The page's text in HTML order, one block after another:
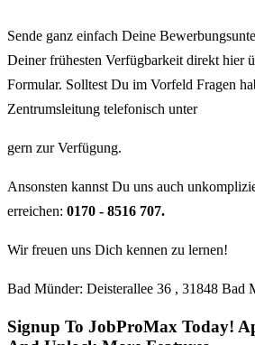
Sende ganz einfach Deine
Deiner frühesten Verfügbarkeit direkt hier
Formular. Solltest Du im Vorfeld Fragen
Zentrumsleitung telefonisch unter
gern zur Verfügung.
Ansonsten kannst Du uns auch
erreichen: 0170 - 8516 707.
Wir freuen uns Dich kennen zu lernen!
Bad Münder: Deisterallee 36 , 31848 Bad
Signup To JobProMax Today!